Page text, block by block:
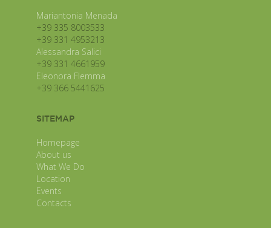
Mariantonia Menada
+39 335 8003533
+39 331 4953213
Alessandra Salici
+39 331 4661959
Eleonora Flemma
+39 366 5441625
SITEMAP
Homepage
About us
What We Do
Location
Events
Contacts